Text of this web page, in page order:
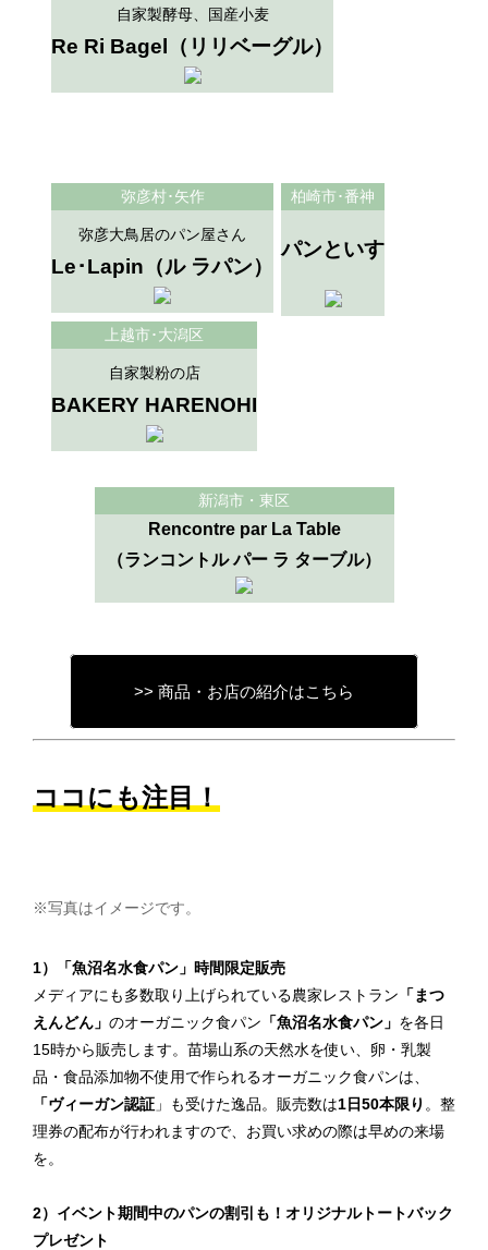
自家製酵母、国産小麦
Re Ri Bagel（リリベーグル）
弥彦村･矢作
弥彦大鳥居のパン屋さん
Le･Lapin（ル ラパン）
柏崎市･番神
パンといす
上越市･大潟区
自家製粉の店
BAKERY HARENOHI
新潟市・東区
Rencontre par La Table
（ランコントル パー ラ ターブル）
>> 商品・お店の紹介はこちら
ココにも注目！
※写真はイメージです。
1）「魚沼名水食パン」時間限定販売
メディアにも多数取り上げられている農家レストラン 「まつ
えんどん」 のオーガニック食パン 「魚沼名水食パン」 を各日
15時から販売します。苗場山系の天然水を使い、卵・乳製
品・食品添加物不使用で作られるオーガニック食パンは、
「ヴィーガン認証 」も受けた逸品。販売数は1日50本限り 。整
理券の配布が行われますので、お買い求めの際は早めの来場
を。
2）イベント期間中のパンの割引も！オリジナルトートバック
プレゼント